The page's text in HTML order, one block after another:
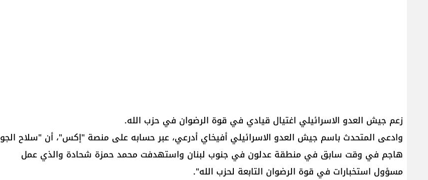
زعم جيش العدو الاسرائيلي اغتيال قيادي في قوة الرضوان في حزب الله.
وادعى المتحدث باسم جيش العدو الاسرائيلي أفيخاي أدرعي، عبر حسابه على منصة "إكس"، أن "سلاح الجو
هاجم في وقت سابق في منطقة عدلون في جنوب لبنان واستهدفت محمد حمزة شحادة والذي عمل
مسؤول استخبارات في قوة الرضوان التابعة لحزب الله".